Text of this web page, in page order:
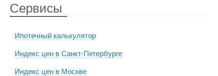
Сервисы
Ипотечный калькулятор
Индекс цен в Санкт-Петербурге
Индекс цен в Москве